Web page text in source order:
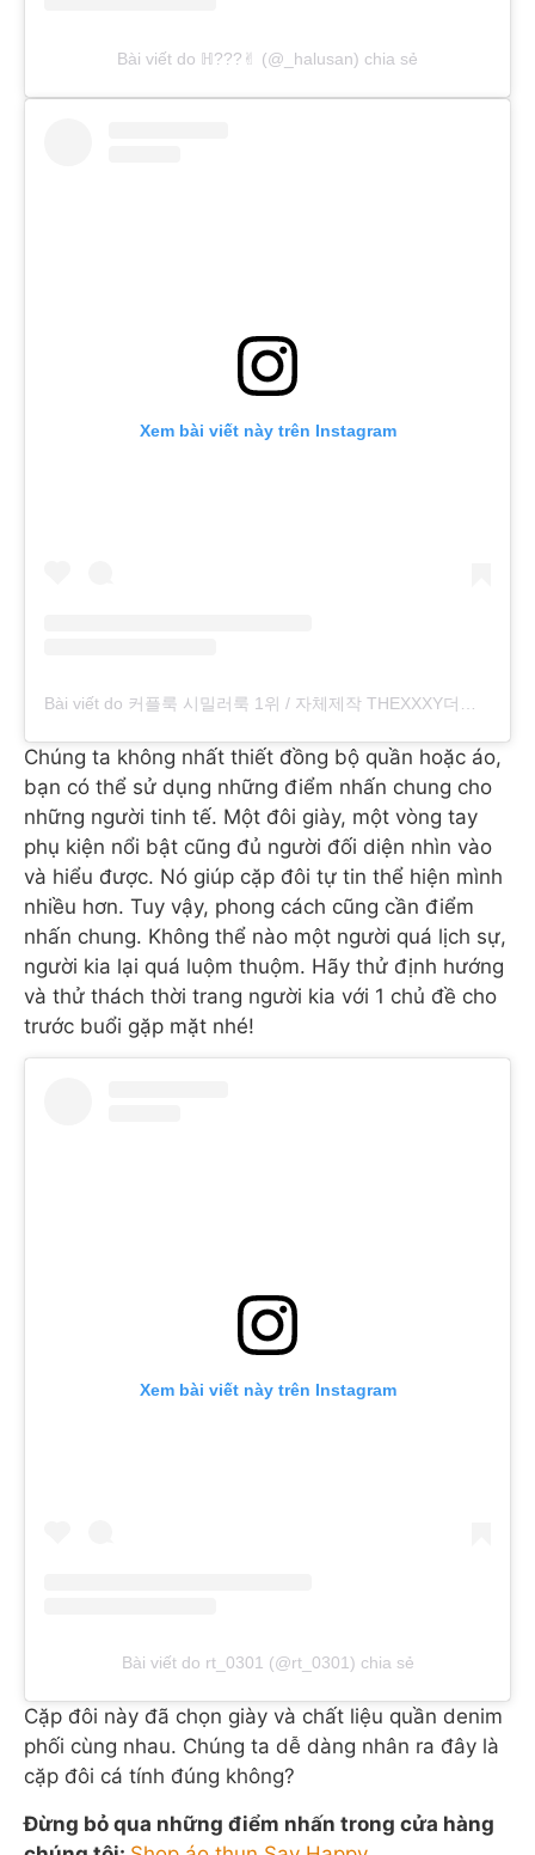
Bài viết do ℍ???✌︎︎ (@_halusan) chia sẻ
Xem bài viết này trên Instagram
Chúng ta không nhất thiết đồng bộ quần hoặc áo,
bạn có thể sử dụng những điểm nhấn chung cho
những người tinh tế. Một đôi giày, một vòng tay
phụ kiện nổi bật cũng đủ người đối diện nhìn vào
và hiểu được. Nó giúp cặp đôi tự tin thể hiện mình
nhiều hơn. Tuy vậy, phong cách cũng cần điểm
nhấn chung. Không thể nào một người quá lịch sự,
người kia lại quá luộm thuộm. Hãy thử định hướng
và thử thách thời trang người kia với 1 chủ đề cho
trước buổi gặp mặt nhé!
Xem bài viết này trên Instagram
Bài viết do rt_0301 (@rt_0301) chia sẻ
Cặp đôi này đã chọn giày và chất liệu quần denim
phối cùng nhau. Chúng ta dễ dàng nhân ra đây là
cặp đôi cá tính đúng không?
Đừng bỏ qua những điểm nhấn trong cửa hàng